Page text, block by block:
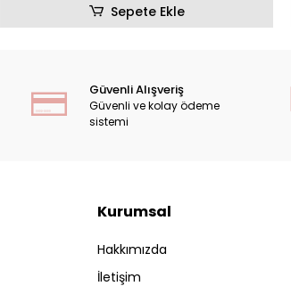
Sepete Ekle
Güvenli Alışveriş
Güvenli ve kolay ödeme
sistemi
Kurumsal
Hakkımızda
İletişim